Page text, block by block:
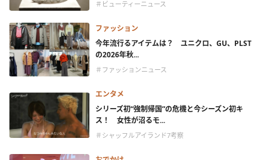
＃ビューティーニュース
ファッション
今年流行るアイテムは？ ユニクロ、GU、PLST
の2026年秋...
＃ファッションニュース
エンタメ
シリーズ初“強制帰国”の危機と今シーズン初キ
ス！ 女性が沼るモ...
＃シャッフルアイランド7考察